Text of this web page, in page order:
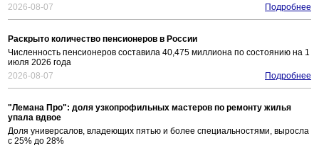
2026-08-07
Подробнее
Раскрыто количество пенсионеров в России
Численность пенсионеров составила 40,475 миллиона по состоянию на 1
июля 2026 года
2026-08-07
Подробнее
"Лемана Про": доля узкопрофильных мастеров по ремонту жилья
упала вдвое
Доля универсалов, владеющих пятью и более специальностями, выросла
с 25% до 28%